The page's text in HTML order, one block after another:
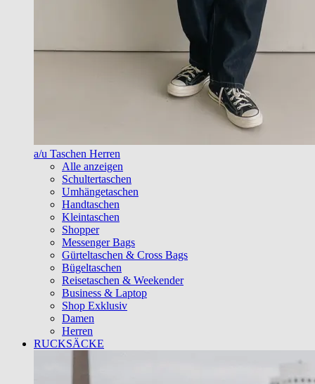
a/u Taschen Herren
Alle anzeigen
Schultertaschen
Umhängetaschen
Handtaschen
Kleintaschen
Shopper
Messenger Bags
Gürteltaschen & Cross Bags
Bügeltaschen
Reisetaschen & Weekender
Business & Laptop
Shop Exklusiv
Damen
Herren
RUCKSÄCKE